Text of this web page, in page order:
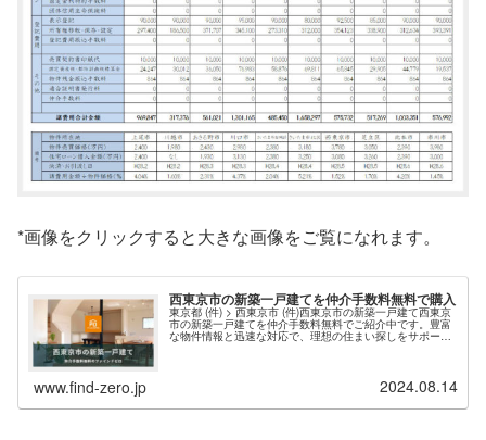
*画像をクリックすると大きな画像をご覧になれます。
西東京市の新築一戸建てを仲介手数料無料で購入
東京都 (件) > 西東京市 (件)西東京市の新築一戸建て西東京
市の新築一戸建てを仲介手数料無料でご紹介中です。豊富
な物件情報と迅速な対応で、理想の住まい探しをサポート
します。現在、西東京エリア 件 の新築物件情報を掲載
西東京市田無、ひばりヶ丘、東町、柳沢などが上位となっ
www.find-zero.jp 2024.08.14